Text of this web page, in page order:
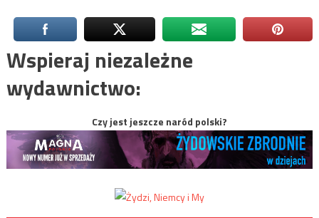
Wspieraj niezależne
wydawnictwo:
Czy jest jeszcze naród polski?